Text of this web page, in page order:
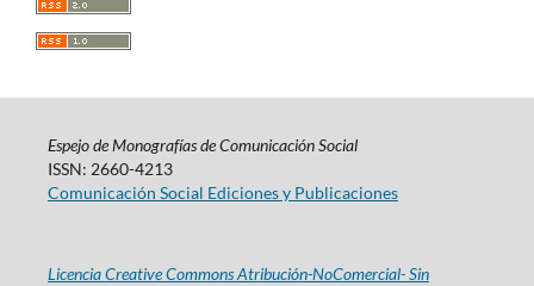
Espejo de Monografías de Comunicación Social
ISSN: 2660-4213
Comunicación Social Ediciones y Publicaciones
Licencia Creative Commons Atribución-NoComercial- Sin